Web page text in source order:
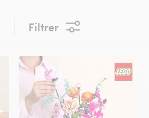
Filtrer